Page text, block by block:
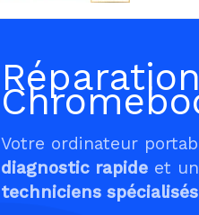
Votre ordinateur
diagnostic rapide et
techniciens spécialisés